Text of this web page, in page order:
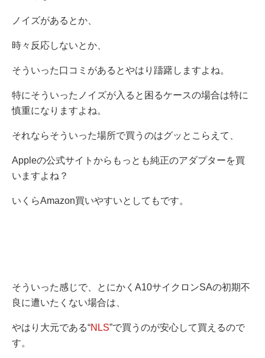
ノイズがあるとか、
時々反応しないとか、
そういった口コミがあるとやはり躊躇しますよね。
特にそういったノイズが入ると困るケースの場合は特に
慎重になりますよね。
それならそういった場所で買うのはグッとこらえて、
Appleの公式サイトからもっとも純正のアダプターを買
いますよね？
いくらAmazon買いやすいとしてもです。
そういった感じで、とにかくA10サイクロンSAの初期不
良に遭いたくない場合は、
やはり大元である“NLS”で買うのが安心して買えるので
す。